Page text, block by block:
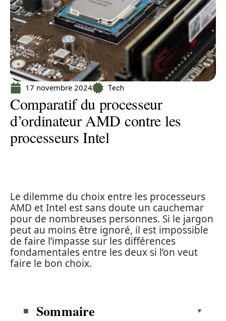
17 novembre 2024 Tech
Comparatif du processeur
d’ordinateur AMD contre les
processeurs Intel
Le dilemme du choix entre les processeurs
AMD et Intel est sans doute un cauchemar
pour de nombreuses personnes. Si le jargon
peut au moins être ignoré, il est impossible
de faire l’impasse sur les différences
fondamentales entre les deux si l’on veut
faire le bon choix.
Sommaire